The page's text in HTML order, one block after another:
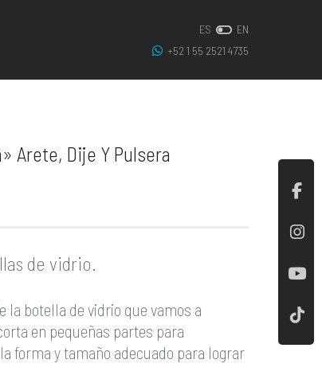
ES
EN
+52 1 55 2521 4735
Arete, Dije Y Pulsera
de vidrio.
la botella de vidrio que vamos a
en pequeñas partes para
forma y tamaño adecuado para lograr